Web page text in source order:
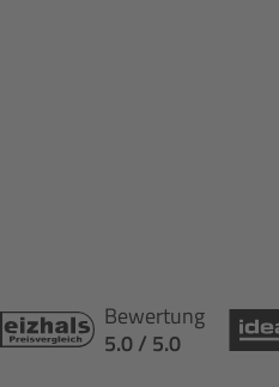
Bewertung
5.0 / 5.0